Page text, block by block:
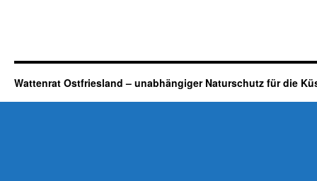
Wattenrat Ostfriesland – unabhängiger Naturschutz für die